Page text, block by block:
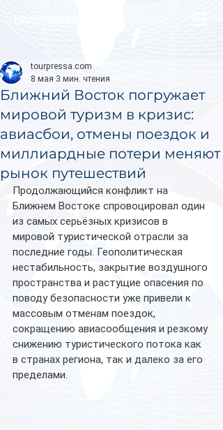
Ближний Восток погружает
мировой туризм в кризис:
авиасбои, отмены поездок и
миллиардные потери меняют
рынок путешествий
tourpressa.com
8 мая 3 мин. чтения
Продолжающийся конфликт на
Ближнем Востоке спровоцировал один
из самых серьёзных кризисов в
мировой туристической отрасли за
последние годы. Геополитическая
нестабильность, закрытие воздушного
пространства и растущие опасения по
поводу безопасности уже привели к
массовым отменам поездок,
сокращению авиасообщения и резкому
снижению туристического потока как
в странах региона, так и далеко за его
пределами.